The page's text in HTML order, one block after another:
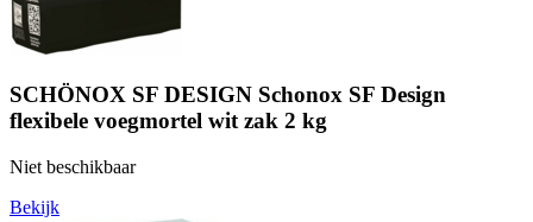
SCHÖNOX SF DESIGN Schonox SF Design
flexibele voegmortel wit zak 2 kg
Niet beschikbaar
Bekijk